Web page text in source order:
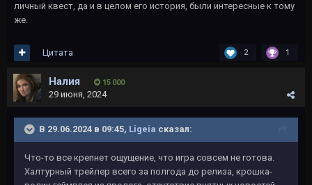
личный квест, да и в целом его история, были интересные к тому
же.
2 1
Цитата
Налия 15 000
29 июня, 2024
В 29.06.2024 в 09:45, Ligeia сказал:
Что-то все крепнет ощущение, что игра совсем не готова.
Халтурный трейлер всего за полгода до релиза, крошка-